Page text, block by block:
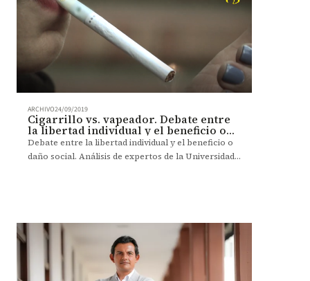
ARCHIVO24/09/2019
Cigarrillo vs. vapeador. Debate entre
la libertad individual y el beneficio o
daño social
Debate entre la libertad individual y el beneficio o
daño social. Análisis de expertos de la Universidad